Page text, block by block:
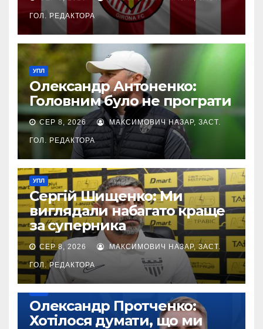
ГОЛ. РЕДАКТОРА
УПЛ
Олександр Антоненко:
Головним було не програти
СЕР 8, 2026 МАКСИМОВИЧ НАЗАР, ЗАСТ.
ГОЛ. РЕДАКТОРА
УПЛ
Сергій Шищенко: Ми
виглядали набагато краще
за суперника
СЕР 8, 2026 МАКСИМОВИЧ НАЗАР, ЗАСТ.
ГОЛ. РЕДАКТОРА
Олександр Протченко:
Хотілося думати, що ми